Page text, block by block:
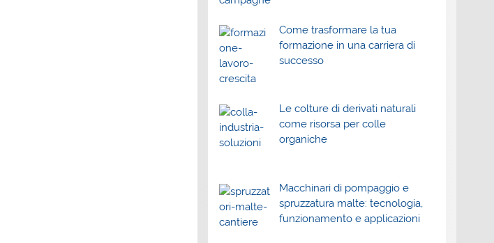
Come trasformare la tua
formazione in una carriera di
successo
Le colture di derivati naturali
come risorsa per colle
organiche
Macchinari di pompaggio e
spruzzatura malte: tecnologia,
funzionamento e applicazioni